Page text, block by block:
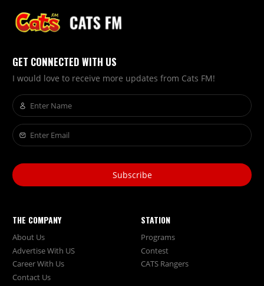
GET CONNECTED WITH US
I would love to receive more updates from Cats FM!
Subscribe
THE COMPANY
About Us
Advertise With US
Career With Us
Contact Us
STATION
Programs
Contest
CATS Rangers